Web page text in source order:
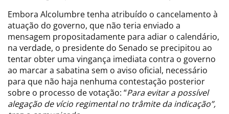
Embora Alcolumbre tenha atribuído o cancelamento à
atuação do governo, que não teria enviado a
mensagem propositadamente para adiar o calendário,
na verdade, o presidente do Senado se precipitou ao
tentar obter uma vingança imediata contra o governo
ao marcar a sabatina sem o aviso oficial, necessário
para que não haja nenhuma contestação posterior
sobre o processo de votação: “Para evitar a possível
alegação de vício regimental no trâmite da indicação”,